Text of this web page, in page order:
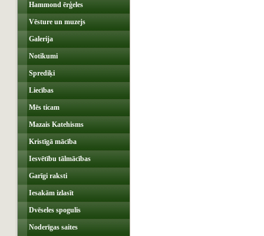
Hammond ērģeles
Vēsture un muzejs
Galerija
Notikumi
Sprediķi
Liecības
Mēs ticam
Mazais Katehisms
Kristīgā mācība
Iesvētību tālmācības
Garīgi raksti
Iesakām izlasīt
Dvēseles spogulis
Noderīgas saites